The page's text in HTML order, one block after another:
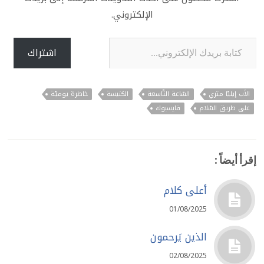
الإلكتروني.
كتابة بريدك الإلكتروني...
اشتراك
الأب إيليّا متري السّاعة التّاسعة الكنيسة
خاطرة يوميّة
على طريق السّلام
فايسبوك
إقرأ أيضاً :
أعلى كلام
01/08/2025
الذين يَرحمون
02/08/2025